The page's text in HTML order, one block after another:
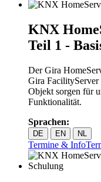
KNX
Teil 1 -
Der Gira
Gira FacilityServer
Objekt sorgen für
Funktionalität.
Sprachen:
DE EN NL
Termine & Info